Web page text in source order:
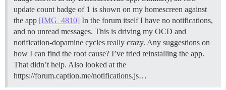
update count badge of 1 is shown on my homescreen against
the app [IMG_4810] In the forum itself I have no notifications,
and no unread messages. This is driving my OCD and
notification-dopamine cycles really crazy. Any suggestions on
how I can find the root cause? I’ve tried reinstalling the app.
That didn’t help. Also looked at the
https://forum.caption.me/notifications.js…